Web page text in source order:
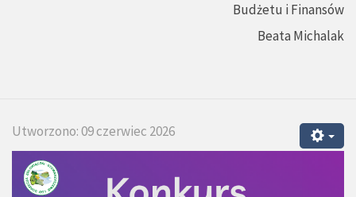
Budżetu i Finansów
Beata Michalak
Utworzono: 09 czerwiec 2026